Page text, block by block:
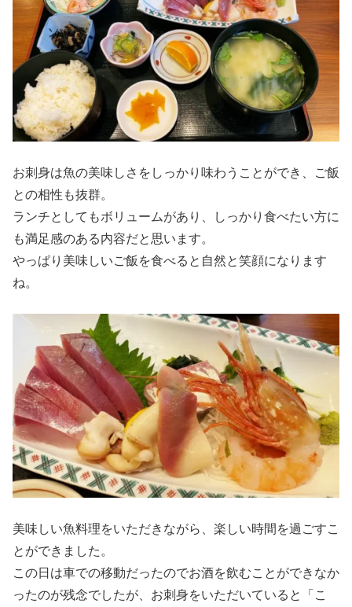
お刺身は魚の美味しさをしっかり味わうことができ、ご飯
との相性も抜群。
ランチとしてもボリュームがあり、しっかり食べたい方に
も満足感のある内容だと思います。
やっぱり美味しいご飯を食べると自然と笑顔になります
ね。
美味しい魚料理をいただきながら、楽しい時間を過ごすこ
とができました。
この日は車での移動だったのでお酒を飲むことができなか
ったのが残念でしたが、お刺身をいただいていると「こ